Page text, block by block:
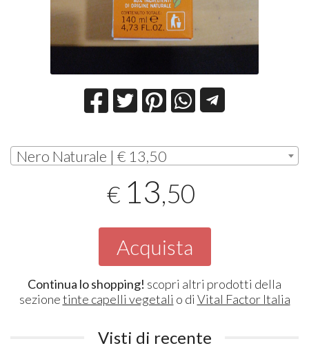
Nero Naturale | € 13,50
€ 13,50
Acquista
Continua lo shopping! scopri altri prodotti della
sezionetinte capelli vegetali o di Vital Factor Italia
Visti di recente